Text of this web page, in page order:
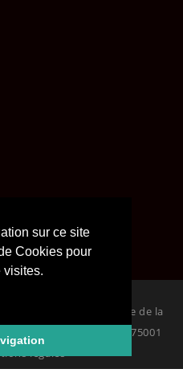
sur ce site
Cookies pour
visites.
parisienne spécialiste de la
: 29 rue Coquillière 75001
légales